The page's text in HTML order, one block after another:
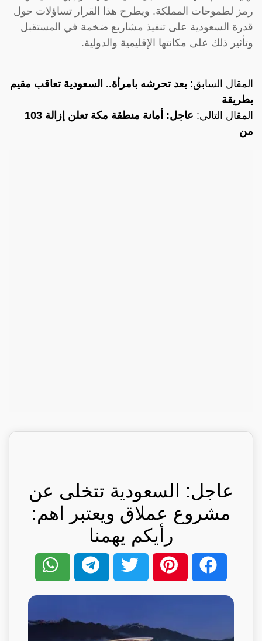
رمز لطموحات المملكة. ويطرح هذا القرار تساؤلات حول
قدرة السعودية على تنفيذ مشاريع ضخمة في المستقبل
وتأثير ذلك على مكانتها الإقليمية والدولية.
المقال السابق: بعد تحرشه بامرأة.. السعودية تعاقب مقيم
بطريقة
المقال التالي:
عاجل: أمانة منطقة مكة تعلن إزالة 103
من
عاجل: السعودية تتخلى عن
مشروع عملاق ويعتبر اهم:
رأيكم يهمنا